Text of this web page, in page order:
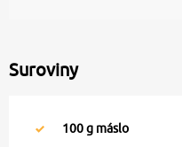
Suroviny
100g máslo